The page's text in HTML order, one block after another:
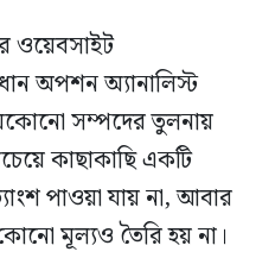
ওয়েবসাইট
অপশন অ্যানালিস্ট
সম্পদের তুলনায়
কাছাকাছি একটি
পাওয়া যায় না, আবার
কোনো মূল্যও তৈরি হয় না।